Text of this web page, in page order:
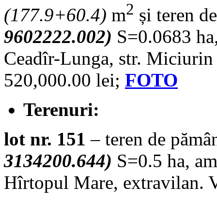
(177.9+60.4) m2 și teren
9602222.002) S=0.0683
Ceadîr-Lunga, str. Miciurin
520,000.00 lei; FOTO
Terenuri:
lot nr. 151 – teren de
3134200.644) S=0.5 ha,
Hîrtopul Mare, extravilan.